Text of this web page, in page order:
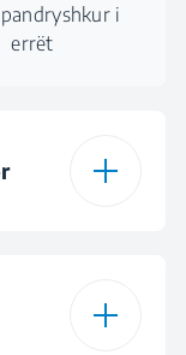
i
errët